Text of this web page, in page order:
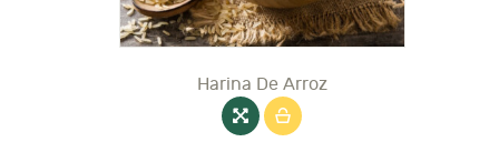
página
de
Harina De Arroz